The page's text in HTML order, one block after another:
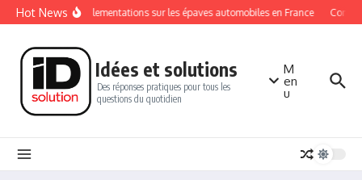
Aller au contenu
Hot NewsLes réglementations sur les épaves automobiles en France
Idées et solutions
Des réponses pratiques pour tous les
questions du quotidien
M
en
u